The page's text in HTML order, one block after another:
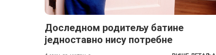
Доследном родитељу батине
једноставно нису потребне